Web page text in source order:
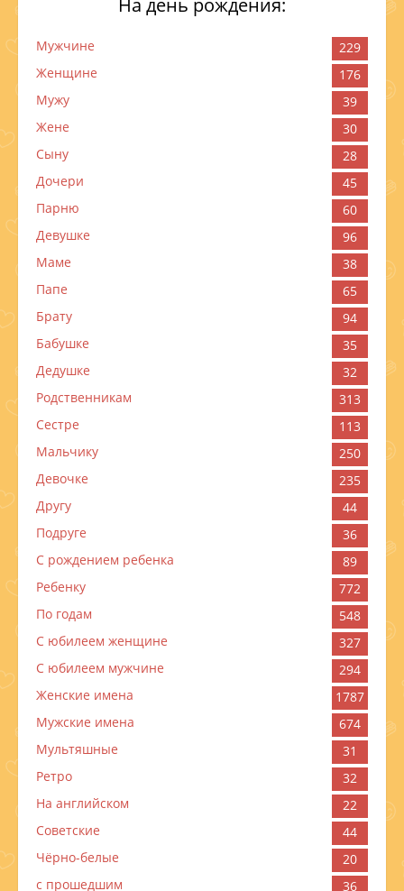
На день рождения:
Мужчине
229
Женщине
176
Мужу
39
Жене
30
Сыну
28
Дочери
45
Парню
60
Девушке
96
Маме
38
Папе
65
Брату
94
Бабушке
35
Дедушке
32
Родственникам
313
Сестре
113
Мальчику
250
Девочке
235
Другу
44
Подруге
36
С рождением ребенка
89
Ребенку
772
По годам
548
C юбилеем женщине
327
C юбилеем мужчине
294
Женские имена
1787
Мужские имена
674
Мультяшные
31
Ретро
32
На английском
22
Советские
44
Чёрно-белые
20
с прошедшим
36